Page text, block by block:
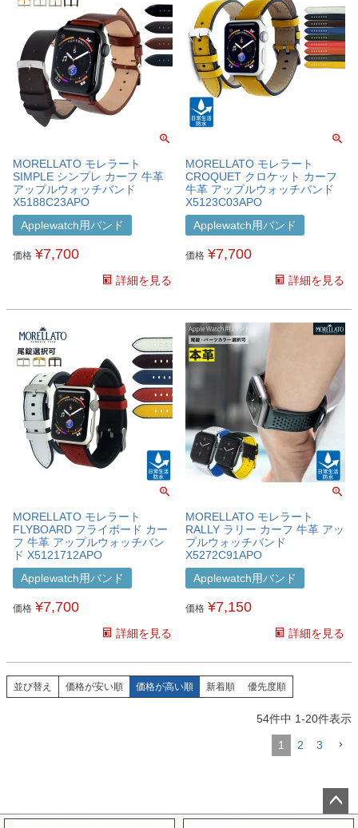
MORELLATO モレラート
SIMPLE シンプレ カーフ 牛革
アップルウォッチバンド
X5188C23APO
Applewatch用バンド
価格 ¥7,700
詳細を見る
MORELLATO モレラート
CROQUET クロケット カーフ
牛革 アップルウォッチバンド
X5123C03APO
Applewatch用バンド
価格 ¥7,700
詳細を見る
MORELLATO モレラート
FLYBOARD フライボード カー
フ 牛革 アップルウォッチバン
ド X5121712APO
Applewatch用バンド
価格 ¥7,700
詳細を見る
MORELLATO モレラート
RALLY ラリー カーフ 牛革 アッ
プルウォッチバンド
X5272C91APO
Applewatch用バンド
価格 ¥7,150
詳細を見る
並び替え 価格が安い順 価格が高い順 新着順 優先度順
54件中 1-20件表示
1 2 3
ペー